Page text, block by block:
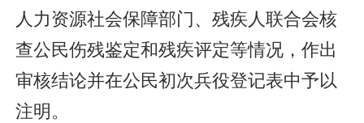
人力资源社会保障部门、残疾人联合会核
查公民伤残鉴定和残疾评定等情况，作出
审核结论并在公民初次兵役登记表中予以
注明。